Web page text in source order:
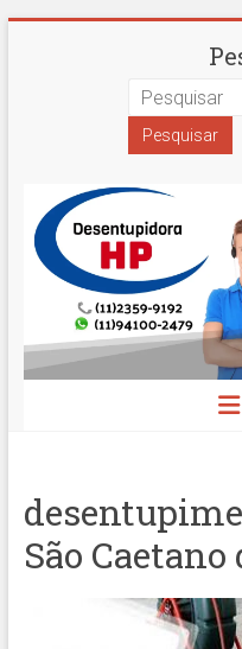
Paulo
Hidro
Prime
São Caetano